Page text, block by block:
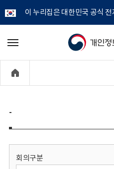
이 누리집은 대한민국 공식
개
정
보
메
기
-
회의구분